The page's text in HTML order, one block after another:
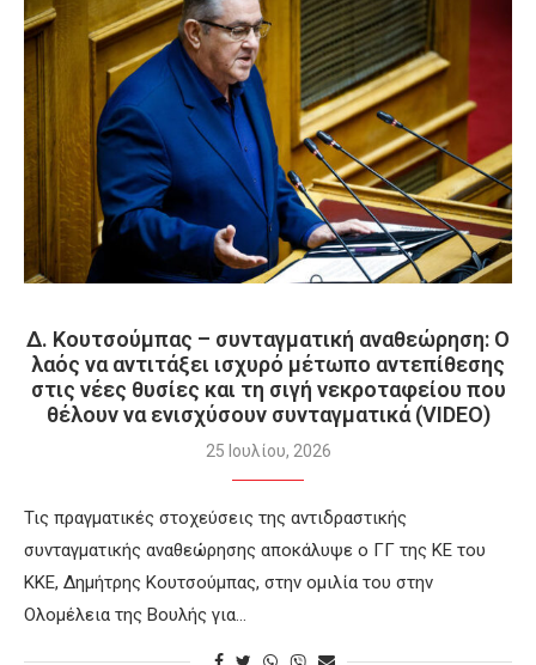
Δ. Κουτσούμπας – συνταγματική αναθεώρηση: Ο
λαός να αντιτάξει ισχυρό μέτωπο αντεπίθεσης
στις νέες θυσίες και τη σιγή νεκροταφείου που
θέλουν να ενισχύσουν συνταγματικά (VIDEO)
25 Ιουλίου, 2026
Τις πραγματικές στοχεύσεις της αντιδραστικής
συνταγματικής αναθεώρησης αποκάλυψε ο ΓΓ της ΚΕ του
ΚΚΕ, Δημήτρης Κουτσούμπας, στην ομιλία του στην
Ολομέλεια της Βουλής για…